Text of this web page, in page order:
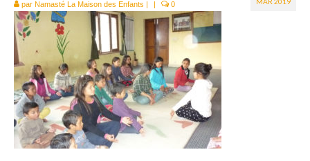
l’Ethique
Historique
Le Népal
Documents
Parrainages
par Namasté La Maison des Enfants | | 0